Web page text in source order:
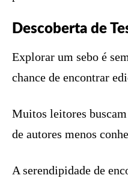
Descoberta de
Explorar um sebo é
chance de encontrar
Muitos leitores
de autores menos
A serendipidade de